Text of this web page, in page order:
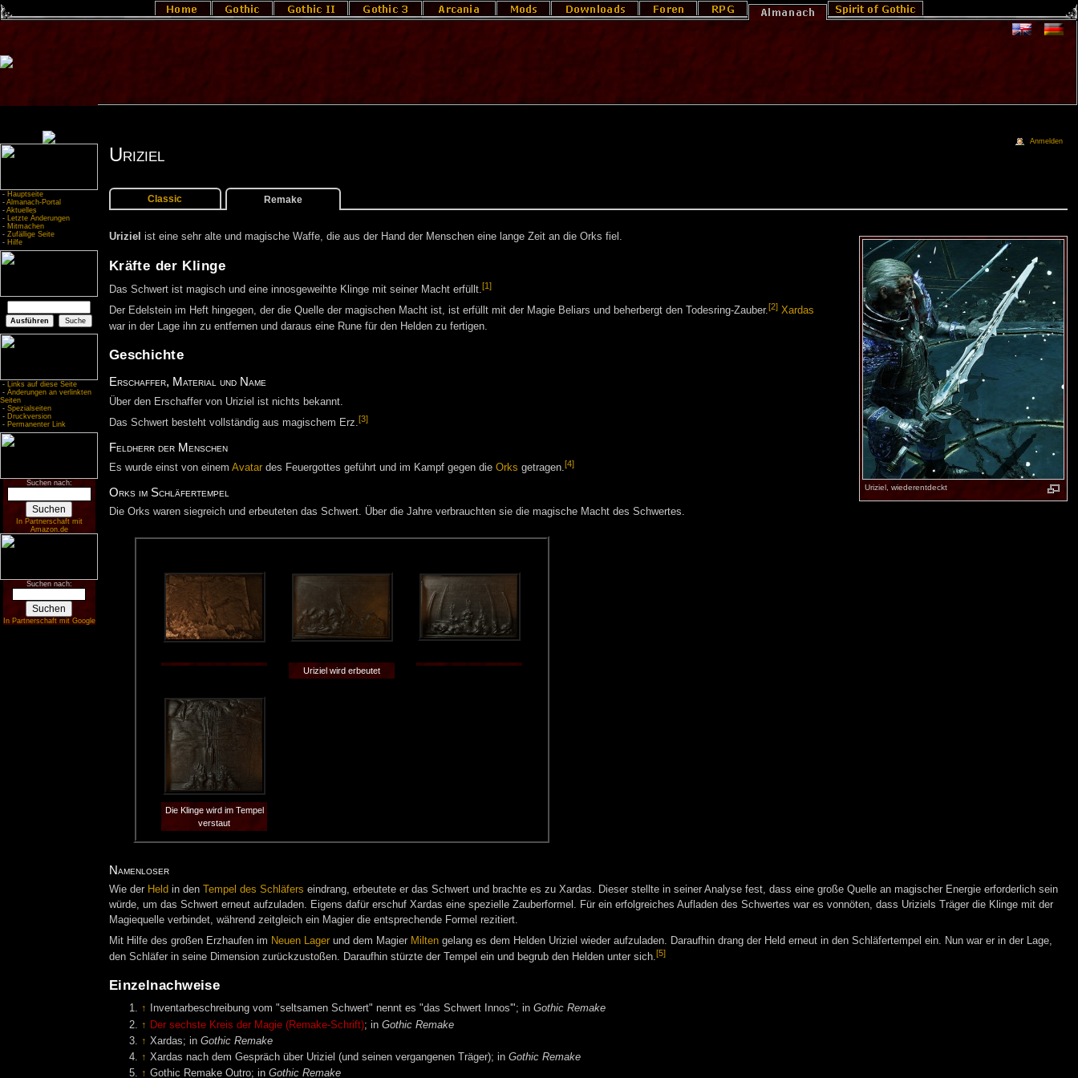
- Hauptseite
- Almanach-Portal
- Aktuelles
- Letzte Änderungen
- Mitmachen
- Zufällige Seite
- Hilfe
- Links auf diese Seite
- Änderungen an verlinkten
Seiten
- Spezialseiten
- Druckversion
- Permanenter Link
Suchen nach:
In Partnerschaft mit
Amazon.de
Suchen nach:
In Partnerschaft mit Google
Uriziel
Classic Remake
Uriziel, wiederentdeckt
Uriziel ist eine sehr alte und magische Waffe, die aus der Hand der Menschen eine lange Zeit an die Orks fiel.
Kräfte der Klinge
Das Schwert ist magisch und eine innosgeweihte Klinge mit seiner Macht erfüllt.[1]
Der Edelstein im Heft hingegen, der die Quelle der magischen Macht ist, ist erfüllt mit der Magie Beliars und beherbergt den Todesring-Zauber.[2] Xardas
war in der Lage ihn zu entfernen und daraus eine Rune für den Helden zu fertigen.
Geschichte
Erschaffer, Material und Name
Über den Erschaffer von Uriziel ist nichts bekannt.
Das Schwert besteht vollständig aus magischem Erz.[3]
Feldherr der Menschen
Es wurde einst von einem Avatardes Feuergottes geführt und im Kampf gegen die Orks getragen.[4]
Orks im Schläfertempel
Die Orks waren siegreich und erbeuteten das Schwert. Über die Jahre verbrauchten sie die magische Macht des Schwertes.
Uriziel wird erbeutet
Die Klinge wird im Tempel
verstaut
Namenloser
Wie der Held in den Tempel des Schläfers eindrang, erbeutete er das Schwert und brachte es zu Xardas. Dieser stellte in seiner Analyse fest, dass eine große Quelle an magischer Energie erforderlich sein
würde, um das Schwert erneut aufzuladen. Eigens dafür erschuf Xardas eine spezielle Zauberformel. Für ein erfolgreiches Aufladen des Schwertes war es vonnöten, dass Uriziels Träger die Klinge mit der
Magiequelle verbindet, während zeitgleich ein Magier die entsprechende Formel rezitiert.
Mit Hilfe des großen Erzhaufen im Neuen Lagerund dem Magier Miltengelang es dem Helden Uriziel wieder aufzuladen. Daraufhin drang der Held erneut in den Schläfertempel ein. Nun war er in der Lage,
den Schläfer in seine Dimension zurückzustoßen. Daraufhin stürzte der Tempel ein und begrub den Helden unter sich.[5]
Einzelnachweise
↑ Inventarbeschreibung vom "seltsamen Schwert" nennt es "das Schwert Innos'"; inGothic Remake
↑ Der sechste Kreis der Magie (Remake-Schrift); inGothic Remake
↑ Xardas; inGothic Remake
↑ Xardas nach dem Gespräch über Uriziel (und seinen vergangenen Träger); inGothic Remake
↑ Gothic Remake Outro; inGothic Remake
Anmelden